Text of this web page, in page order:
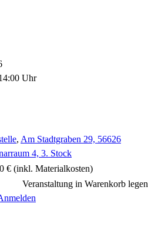
Uhr
, Am Stadtgraben 29, 56626
4, 3. Stock
€ (inkl. Materialkosten)
Veranstaltung in Warenkorb legen